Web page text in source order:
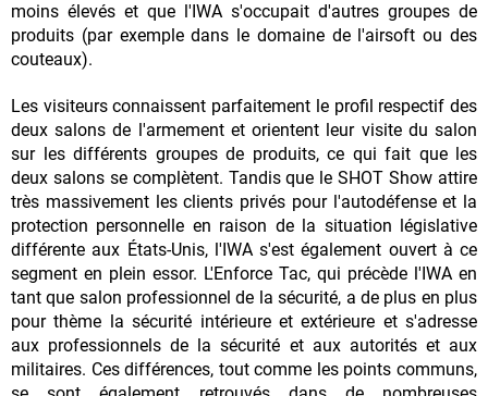
moins élevés et que l'IWA s'occupait d'autres groupes de
produits (par exemple dans le domaine de l'airsoft ou des
couteaux).
Les visiteurs connaissent parfaitement le profil respectif des
deux salons de l'armement et orientent leur visite du salon
sur les différents groupes de produits, ce qui fait que les
deux salons se complètent. Tandis que le SHOT Show attire
très massivement les clients privés pour l'autodéfense et la
protection personnelle en raison de la situation législative
différente aux États-Unis, l'IWA s'est également ouvert à ce
segment en plein essor. L'Enforce Tac, qui précède l'IWA en
tant que salon professionnel de la sécurité, a de plus en plus
pour thème la sécurité intérieure et extérieure et s'adresse
aux professionnels de la sécurité et aux autorités et aux
militaires. Ces différences, tout comme les points communs,